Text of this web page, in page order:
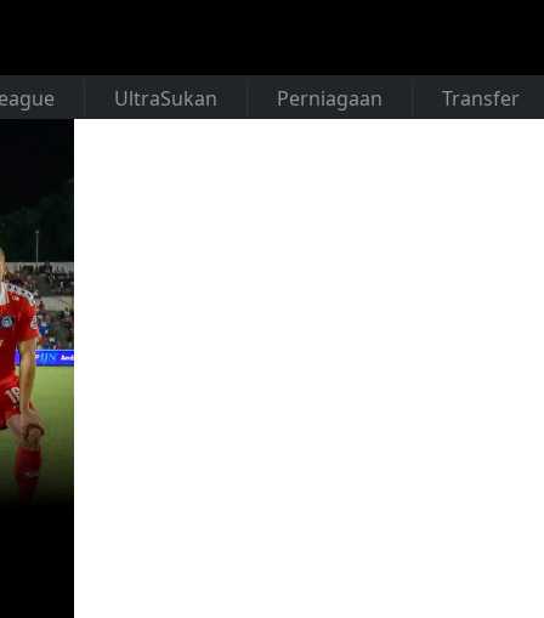
UltraSukan Perniagaan Transfer